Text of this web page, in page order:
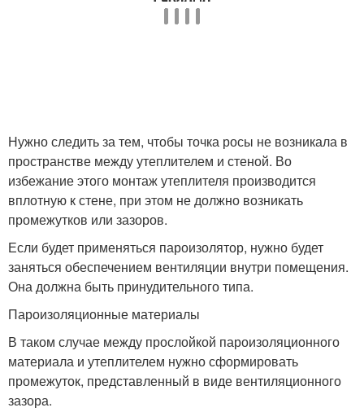
Нужно следить за тем, чтобы точка росы не возникала в
пространстве между утеплителем и стеной. Во
избежание этого монтаж утеплителя производится
вплотную к стене, при этом не должно возникать
промежутков или зазоров.
Если будет применяться пароизолятор, нужно будет
заняться обеспечением вентиляции внутри помещения.
Она должна быть принудительного типа.
Пароизоляционные материалы
В таком случае между прослойкой пароизоляционного
материала и утеплителем нужно сформировать
промежуток, представленный в виде вентиляционного
зазора.